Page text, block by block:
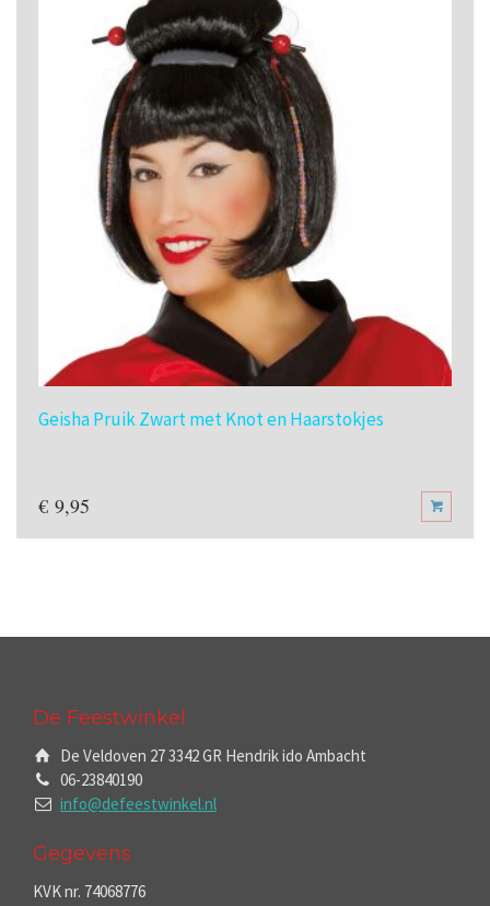
Geisha Pruik Zwart met Knot en Haarstokjes
€ 9,95
De Feestwinkel
De Veldoven 27 3342 GR Hendrik ido Ambacht
06-23840190
info@defeestwinkel.nl
Gegevens
KVK nr. 74068776